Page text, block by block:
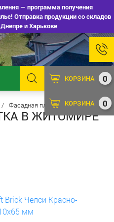
— программа получения
Отправка продукции со складов
и Харькове
0
КОРЗИНА
0
КОРЗИНА
/ Фасадная плитка
В ЖИТОМИРЕ